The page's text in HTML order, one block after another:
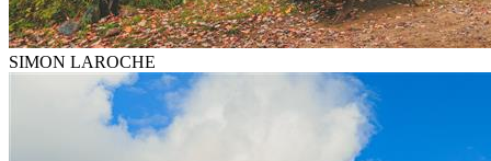
SIMON LAROCHE